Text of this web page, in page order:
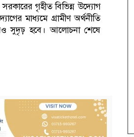
সরকারের গৃহীত বিভিন্ন উদ্যোগ
মাধ্যমে গ্রামীণ অর্থনীতি
সুদৃঢ় হবে। আলোচনা শেষে